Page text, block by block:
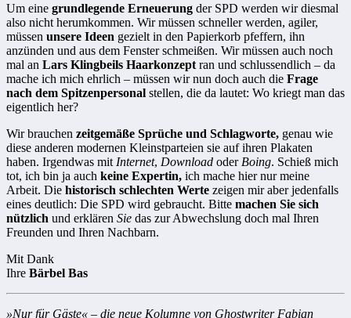
Um eine grundlegende Erneuerung der SPD werden wir diesmal
also nicht herumkommen. Wir müssen schneller werden, agiler,
müssen unsere Ideen gezielt in den Papierkorb pfeffern, ihn
anzünden und aus dem Fenster schmeißen. Wir müssen auch noch
mal an Lars Klingbeils Haarkonzept ran und schlussendlich – da
mache ich mich ehrlich – müssen wir nun doch auch die Frage
nach dem Spitzenpersonal stellen, die da lautet: Wo kriegt man das
eigentlich her?
Wir brauchen zeitgemäße Sprüche und Schlagworte, genau wie
diese anderen modernen Kleinstparteien sie auf ihren Plakaten
haben. Irgendwas mit Internet, Download oder Boing. Schieß mich
tot, ich bin ja auch keine Expertin, ich mache hier nur meine
Arbeit. Die historisch schlechten Werte zeigen mir aber jedenfalls
eines deutlich: Die SPD wird gebraucht. Bitte machen Sie sich
nützlich und erklären Sie das zur Abwechslung doch mal Ihren
Freunden und Ihren Nachbarn.
Mit Dank
Ihre Bärbel Bas
»Nur für Gäste« – die neue Kolumne von Ghostwriter Fabian